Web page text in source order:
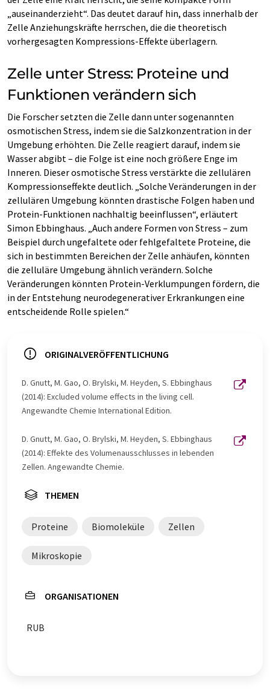
„auseinanderzieht“. Das deutet darauf hin, dass innerhalb der
Zelle Anziehungskräfte herrschen, die die theoretisch
vorhergesagten Kompressions-Effekte überlagern.
Zelle unter Stress: Proteine und
Funktionen verändern sich
Die Forscher setzten die Zelle dann unter sogenannten
osmotischen Stress, indem sie die Salzkonzentration in der
Umgebung erhöhten. Die Zelle reagiert darauf, indem sie
Wasser abgibt – die Folge ist eine noch größere Enge im
Inneren. Dieser osmotische Stress verstärkte die zellulären
Kompressionseffekte deutlich. „Solche Veränderungen in der
zellulären Umgebung könnten drastische Folgen haben und
Protein-Funktionen nachhaltig beeinflussen“, erläutert
Simon Ebbinghaus. „Auch andere Formen von Stress – zum
Beispiel durch ungefaltete oder fehlgefaltete Proteine, die
sich in bestimmten Bereichen der Zelle anhäufen, könnten
die zelluläre Umgebung ähnlich verändern. Solche
Veränderungen könnten Protein-Verklumpungen fördern, die
in der Entstehung neurodegenerativer Erkrankungen eine
entscheidende Rolle spielen.“
ORIGINALVERÖFFENTLICHUNG
D. Gnutt, M. Gao, O. Brylski, M. Heyden, S. Ebbinghaus
(2014): Excluded volume effects in the living cell.
Angewandte Chemie International Edition.
D. Gnutt, M. Gao, O. Brylski, M. Heyden, S. Ebbinghaus
(2014): Effekte des Volumenausschlusses in lebenden
Zellen. Angewandte Chemie.
THEMEN
Proteine Biomoleküle Zellen
Mikroskopie
ORGANISATIONEN
RUB